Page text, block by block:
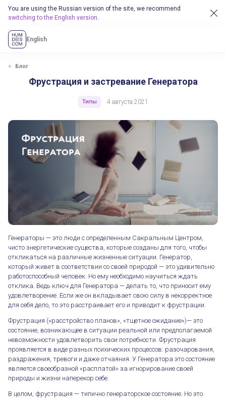
You are using the Russian version of the site, we recommend
switching to the English version.
English
Блог
Фрустрация и застревание Генератора
Типы 4 августа 2021
Генераторы — это люди с определенным Сакральным Центром,
чисто энергетические существа, которые созданы для того, чтобы
откликаться на различные жизненные ситуации. Генератор,
который живет в соответствии со своей природой — это удивительно
работоспособный человек. Но ему необходимо научиться ждать
отклика. Ведь ключ для Генератора — делать то, что приносит ему
удовлетворение. Если же он вкладывает свою силу в некорректное
для себя дело, то это расстраивает его и приводит к фрустрации.
Фрустрация («расстройство планов», «тщетное ожидание»)— это
состояние, возникающее в ситуации реальной или предполагаемой
невозможности удовлетворить свои потребности. Фрустрация
проявляется в виде разных психических процессов: разочарования,
раздражения, тревоги и даже отчаяния. У Генератора это состояние
является своеобразной «расплатой» за игнорирование своей
природы и жизни наперекор себе.
В целом, фрустрация — типично генераторское состояние. Но это